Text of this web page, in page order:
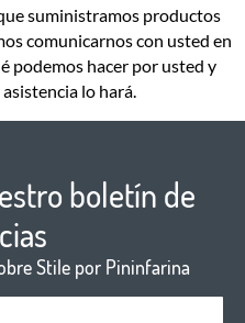
suministramos productos
comunicarnos con usted en
podemos hacer por usted y
lo hará.
boletín de
Stile por Pininfarina